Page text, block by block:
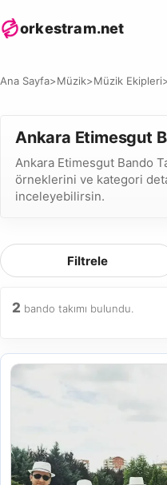
orkestram.net
Ana Sayfa>Müzik>Müzik Ekipleri
Ankara Etimesgut
Ankara Etimesgut Bando
örneklerini ve kategori
inceleyebilirsin.
Filtrele
2 bando takımı bulundu.